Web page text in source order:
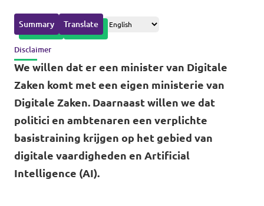
...alle Volt gemeenten
Afdelingen in de provincies
Volt Drenthe
Volt Fryslân
Volt Provincie Utrecht
Over Volt
Mensen
Nieuws
Agenda
Summary Translate
Disclaimer
We willen dat er een minister van Digitale
Zaken komt met een eigen ministerie van
Digitale Zaken. Daarnaast willen we dat
politici en ambtenaren een verplichte
basistraining krijgen op het gebied van
digitale vaardigheden en Artificial
Intelligence (AI).